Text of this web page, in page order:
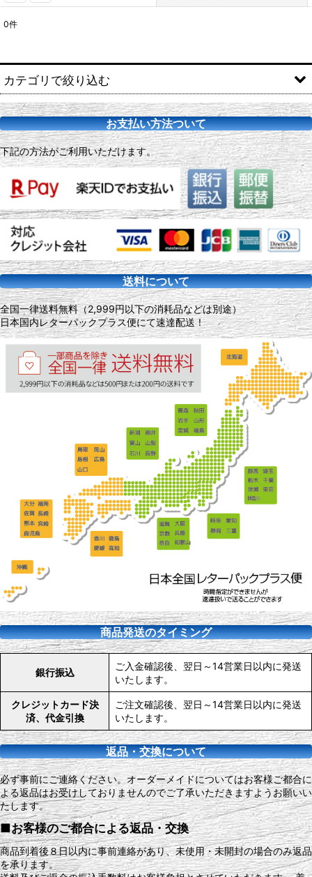
表示数
並び順:
絞り込む
0件
カテゴリで絞り込む
WORKS (全商品)
アニマルジュエリー
オーダーメイドリング
オーダーメイドペンダント
その他オーダーメイド品
お支払い方法ついて
下記の方法がご利用いただけます。
送料について
全国一律送料無料（2,999円以下の消耗品などは別途）
日本国内レターパックプラス便にて速達配送！
商品発送のタイミング
銀行振込
ご入金確認後、翌日～14営業日以内に発送
いたします。
クレジットカード決
済、代金引換
ご注文確認後、翌日～14営業日以内に発送
いたします。
返品・交換について
必ず事前にご連絡ください。オーダーメイドについてはお客様ご都合に
よる返品はお受けしておりませんのでご了承いただきますようお願いい
たします。
■お客様のご都合による返品・交換
商品到着後８日以内に事前連絡があり、未使用・未開封の場合のみ返品
を承ります。